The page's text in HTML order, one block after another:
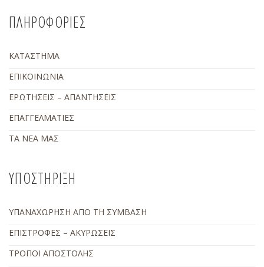
ΠΛΗΡΟΦΟΡΙΕΣ
ΚΑΤΑΣΤΗΜΑ
ΕΠΙΚΟΙΝΩΝΙΑ
ΕΡΩΤΗΣΕΙΣ – ΑΠΑΝΤΗΣΕΙΣ
ΕΠΑΓΓΕΛΜΑΤΙΕΣ
ΤΑ ΝΕΑ ΜΑΣ
ΥΠΟΣΤΗΡΙΞΗ
ΥΠΑΝΑΧΩΡΗΣΗ ΑΠΟ ΤΗ ΣΥΜΒΑΣΗ
ΕΠΙΣΤΡΟΦΕΣ – ΑΚΥΡΩΣΕΙΣ
ΤΡΟΠΟΙ ΑΠΟΣΤΟΛΗΣ